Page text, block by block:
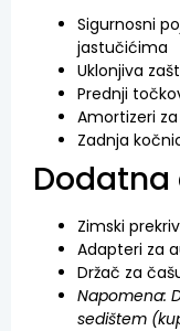
Sigurnosni
jastučićima
Uklonjiva
Prednji
Amortizeri
Zadnja
Zimski
Adapteri za
Držač za
Napomena:
sedištem